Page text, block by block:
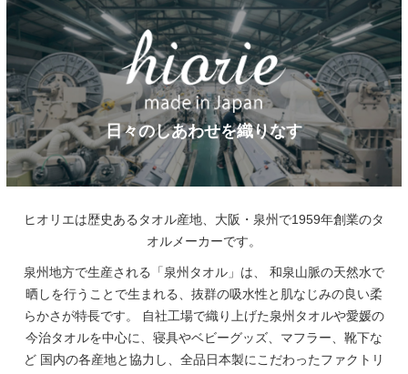
日々のしあわせを織りなす
ヒオリエは歴史あるタオル産地、大阪・泉州で1959年創業のタ
オルメーカーです。
泉州地方で生産される「泉州タオル」は、
和泉山脈の天然水で
晒しを行うことで生まれる、抜群の吸水性と肌なじみの良い柔
らかさが特長です。
自社工場で織り上げた泉州タオルや愛媛の
今治タオルを中心に、寝具やベビーグッズ、マフラー、靴下な
ど 国内の各産地と協力し、全品日本製にこだわったファクトリ